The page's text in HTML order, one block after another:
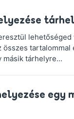
lehetőséged
összes tartalommal
tárhelyre...
egy